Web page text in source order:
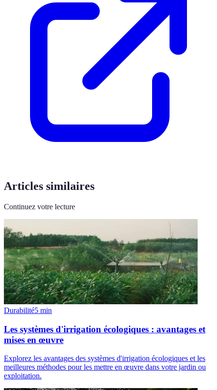
Articles similaires
Continuez votre lecture
Durabilité5 min
Les systèmes d'irrigation écologiques : avantages et
mises en œuvre
Explorez les avantages des systèmes d'irrigation écologiques et les
meilleures méthodes pour les mettre en œuvre dans votre jardin ou
exploitation.